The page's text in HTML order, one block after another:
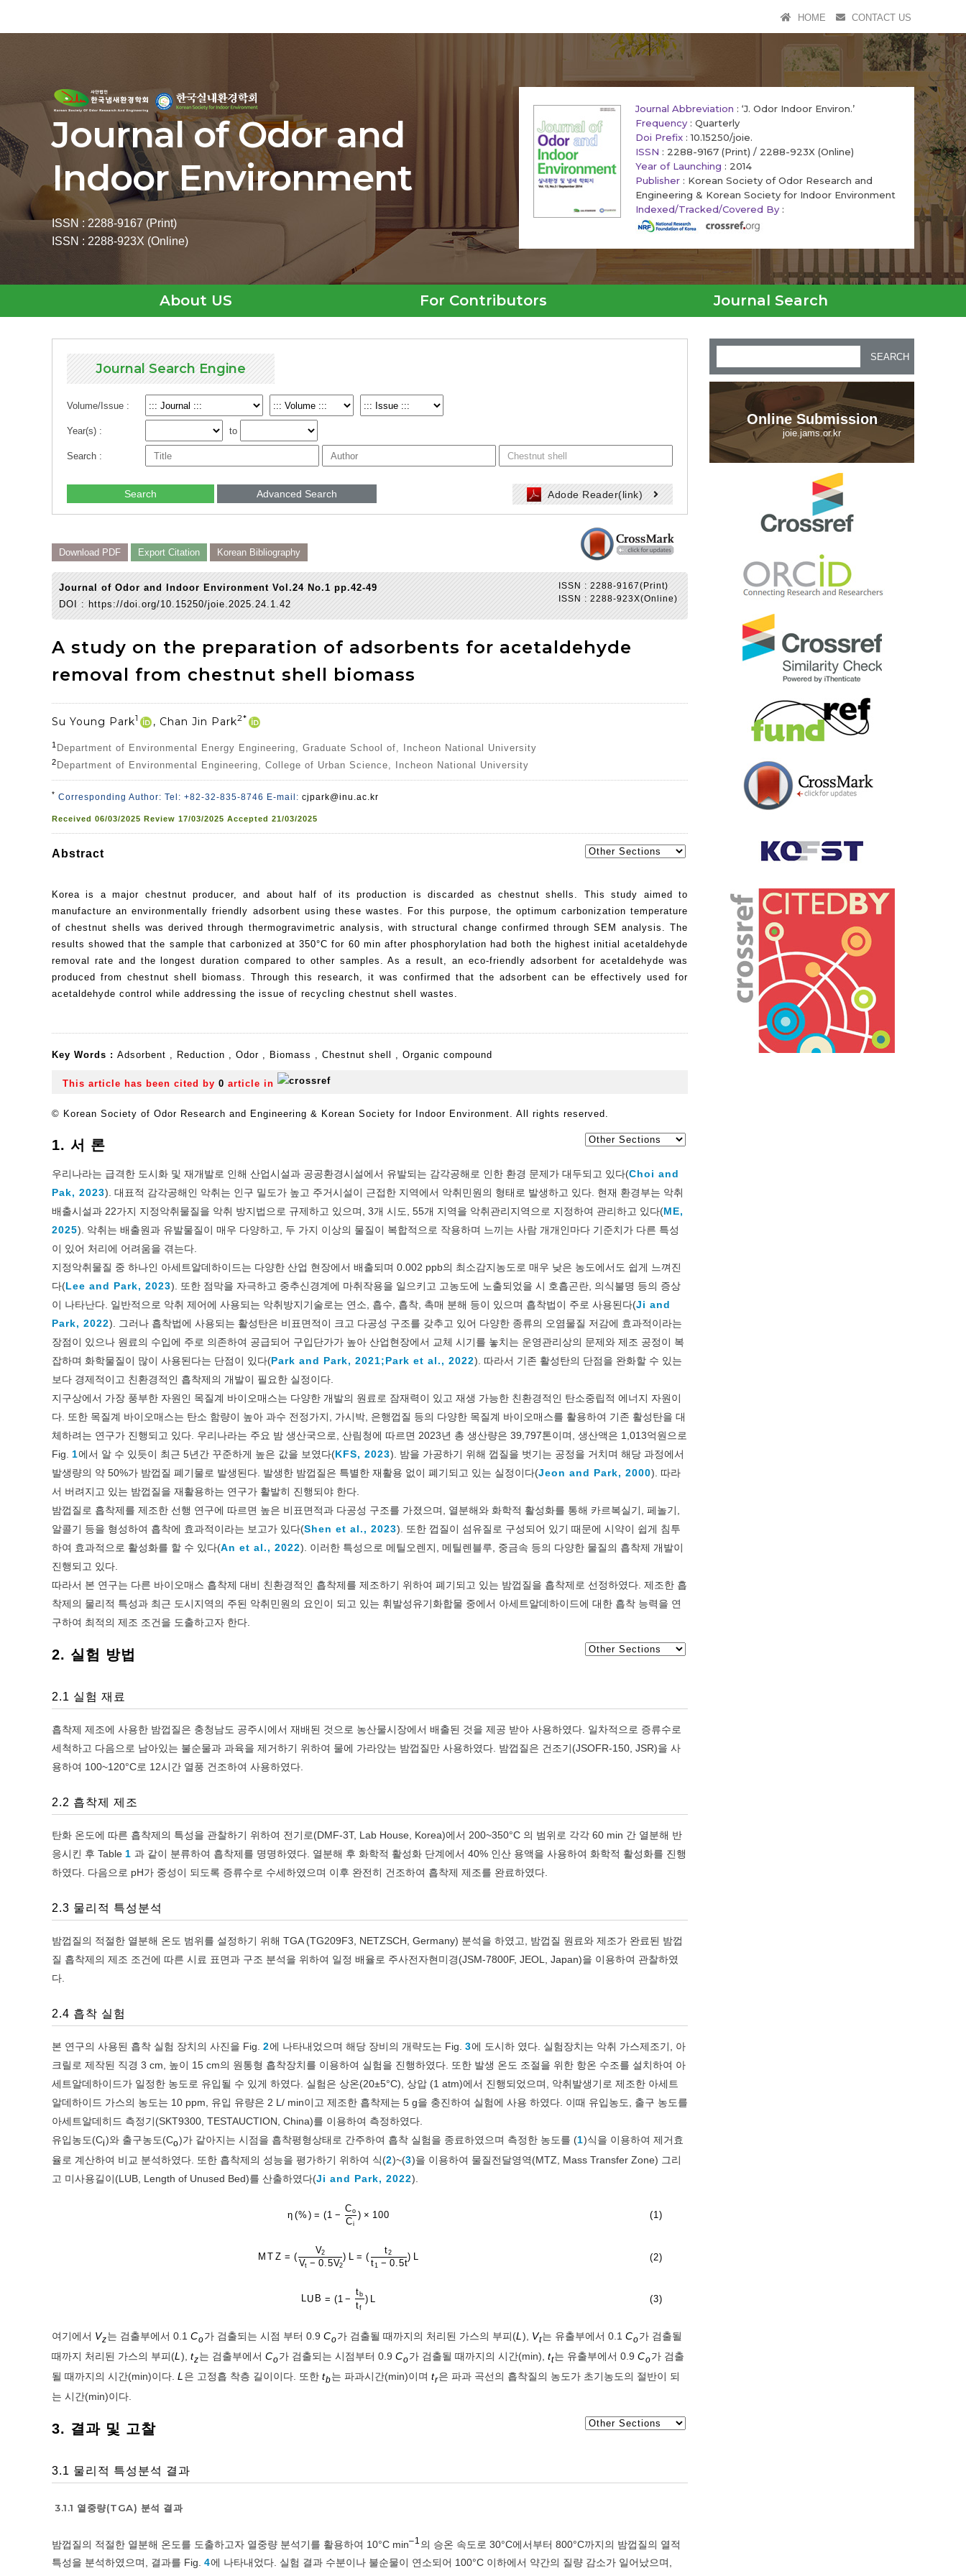
HOME CONTACT US
Journal of Odor and
Indoor Environment
ISSN : 2288-9167 (Print)
ISSN : 2288-923X (Online)
Journal Abbreviation : ‘J. Odor Indoor Environ.’
Frequency : Quarterly
Doi Prefix : 10.15250/joie.
ISSN : 2288-9167 (Print) / 2288-923X (Online)
Year of Launching : 2014
Publisher : Korean Society of Odor Research and
Engineering & Korean Society for Indoor Environment
Indexed/Tracked/Covered By :
About US For Contributors Journal Search
Journal Search Engine
Volume/Issue :
Year(s) : to
Search :
Search Advanced Search Adode Reader(link)
Download PDF Export Citation Korean Bibliography
ISSN : 2288-9167(Print)
ISSN : 2288-923X(Online)
Journal of Odor and Indoor Environment Vol.24 No.1 pp.42-49
DOI : https://doi.org/10.15250/joie.2025.24.1.42
A study on the preparation of adsorbents for acetaldehyde
removal from chestnut shell biomass
Su Young Park1 , Chan Jin Park2*
1 Department of Environmental Energy Engineering, Graduate School of, Incheon National University
2 Department of Environmental Engineering, College of Urban Science, Incheon National University
* Corresponding Author: Tel: +82-32-835-8746 E-mail: cjpark@inu.ac.kr
Received 06/03/2025 Review 17/03/2025 Accepted 21/03/2025
Abstract
Korea is a major chestnut producer, and about half of its production is discarded as chestnut shells. This study aimed to
manufacture an environmentally friendly adsorbent using these wastes. For this purpose, the optimum carbonization temperature
of chestnut shells was derived through thermogravimetric analysis, with structural change confirmed through SEM analysis. The
results showed that the sample that carbonized at 350°C for 60 min after phosphorylation had both the highest initial acetaldehyde
removal rate and the longest duration compared to other samples. As a result, an eco-friendly adsorbent for acetaldehyde was
produced from chestnut shell biomass. Through this research, it was confirmed that the adsorbent can be effectively used for
acetaldehyde control while addressing the issue of recycling chestnut shell wastes.
Key Words : Adsorbent , Reduction , Odor , Biomass , Chestnut shell , Organic compound
This article has been cited by 0 article in
© Korean Society of Odor Research and Engineering & Korean Society for Indoor Environment. All rights reserved.
1. 서 론
우리나라는 급격한 도시화 및 재개발로 인해 산업시설과 공공환경시설에서 유발되는 감각공해로 인한 환경 문제가 대두되고 있다(Choi and
Pak, 2023). 대표적 감각공해인 악취는 인구 밀도가 높고 주거시설이 근접한 지역에서 악취민원의 형태로 발생하고 있다. 현재 환경부는 악취
배출시설과 22가지 지정악취물질을 악취 방지법으로 규제하고 있으며, 3개 시도, 55개 지역을 악취관리지역으로 지정하여 관리하고 있다(ME,
2025). 악취는 배출원과 유발물질이 매우 다양하고, 두 가지 이상의 물질이 복합적으로 작용하며 느끼는 사람 개개인마다 기준치가 다른 특성
이 있어 처리에 어려움을 겪는다.
지정악취물질 중 하나인 아세트알데하이드는 다양한 산업 현장에서 배출되며 0.002 ppb의 최소감지농도로 매우 낮은 농도에서도 쉽게 느껴진
다(Lee and Park, 2023). 또한 점막을 자극하고 중추신경계에 마취작용을 일으키고 고농도에 노출되었을 시 호흡곤란, 의식불명 등의 증상
이 나타난다. 일반적으로 악취 제어에 사용되는 악취방지기술로는 연소, 흡수, 흡착, 촉매 분해 등이 있으며 흡착법이 주로 사용된다(Ji and
Park, 2022). 그러나 흡착법에 사용되는 활성탄은 비표면적이 크고 다공성 구조를 갖추고 있어 다양한 종류의 오염물질 저감에 효과적이라는
장점이 있으나 원료의 수입에 주로 의존하여 공급되어 구입단가가 높아 산업현장에서 교체 시기를 놓치는 운영관리상의 문제와 제조 공정이 복
잡하며 화학물질이 많이 사용된다는 단점이 있다(Park and Park, 2021;Park et al., 2022). 따라서 기존 활성탄의 단점을 완화할 수 있는
보다 경제적이고 친환경적인 흡착제의 개발이 필요한 실정이다.
지구상에서 가장 풍부한 자원인 목질계 바이오매스는 다양한 개발의 원료로 잠재력이 있고 재생 가능한 친환경적인 탄소중립적 에너지 자원이
다. 또한 목질계 바이오매스는 탄소 함량이 높아 과수 전정가지, 가시박, 은행껍질 등의 다양한 목질계 바이오매스를 활용하여 기존 활성탄을 대
체하려는 연구가 진행되고 있다. 우리나라는 주요 밤 생산국으로, 산림청에 따르면 2023년 총 생산량은 39,797톤이며, 생산액은 1,013억원으로
Fig. 1에서 알 수 있듯이 최근 5년간 꾸준하게 높은 값을 보였다(KFS, 2023). 밤을 가공하기 위해 껍질을 벗기는 공정을 거치며 해당 과정에서
발생량의 약 50%가 밤껍질 폐기물로 발생된다. 발생한 밤껍질은 특별한 재활용 없이 폐기되고 있는 실정이다(Jeon and Park, 2000). 따라
서 버려지고 있는 밤껍질을 재활용하는 연구가 활발히 진행되야 한다.
밤껍질로 흡착제를 제조한 선행 연구에 따르면 높은 비표면적과 다공성 구조를 가졌으며, 열분해와 화학적 활성화를 통해 카르복실기, 페놀기,
알콜기 등을 형성하여 흡착에 효과적이라는 보고가 있다(Shen et al., 2023). 또한 껍질이 섬유질로 구성되어 있기 때문에 시약이 쉽게 침투
하여 효과적으로 활성화를 할 수 있다(An et al., 2022). 이러한 특성으로 메틸오렌지, 메틸렌블루, 중금속 등의 다양한 물질의 흡착제 개발이
진행되고 있다.
따라서 본 연구는 다른 바이오매스 흡착제 대비 친환경적인 흡착제를 제조하기 위하여 폐기되고 있는 밤껍질을 흡착제로 선정하였다. 제조한 흡
착제의 물리적 특성과 최근 도시지역의 주된 악취민원의 요인이 되고 있는 휘발성유기화합물 중에서 아세트알데하이드에 대한 흡착 능력을 연
구하여 최적의 제조 조건을 도출하고자 한다.
2. 실험 방법
2.1 실험 재료
흡착제 제조에 사용한 밤껍질은 충청남도 공주시에서 재배된 것으로 농산물시장에서 배출된 것을 제공 받아 사용하였다. 일차적으로 증류수로
세척하고 다음으로 남아있는 불순물과 과육을 제거하기 위하여 물에 가라앉는 밤껍질만 사용하였다. 밤껍질은 건조기(JSOFR-150, JSR)을 사
용하여 100~120°C로 12시간 열풍 건조하여 사용하였다.
2.2 흡착제 제조
탄화 온도에 따른 흡착제의 특성을 관찰하기 위하여 전기로(DMF-3T, Lab House, Korea)에서 200~350°C 의 범위로 각각 60 min 간 열분해 반
응시킨 후 Table 1 과 같이 분류하여 흡착제를 명명하였다. 열분해 후 화학적 활성화 단계에서 40% 인산 용액을 사용하여 화학적 활성화를 진행
하였다. 다음으로 pH가 중성이 되도록 증류수로 수세하였으며 이후 완전히 건조하여 흡착제 제조를 완료하였다.
2.3 물리적 특성분석
밤껍질의 적절한 열분해 온도 범위를 설정하기 위해 TGA (TG209F3, NETZSCH, Germany) 분석을 하였고, 밤껍질 원료와 제조가 완료된 밤껍
질 흡착제의 제조 조건에 따른 시료 표면과 구조 분석을 위하여 일정 배율로 주사전자현미경(JSM-7800F, JEOL, Japan)을 이용하여 관찰하였
다.
2.4 흡착 실험
본 연구의 사용된 흡착 실험 장치의 사진을 Fig. 2에 나타내었으며 해당 장비의 개략도는 Fig. 3에 도시하 였다. 실험장치는 악취 가스제조기, 아
크릴로 제작된 직경 3 cm, 높이 15 cm의 원통형 흡착장치를 이용하여 실험을 진행하였다. 또한 발생 온도 조절을 위한 항온 수조를 설치하여 아
세트알데하이드가 일정한 농도로 유입될 수 있게 하였다. 실험은 상온(20±5°C), 상압 (1 atm)에서 진행되었으며, 악취발생기로 제조한 아세트
알데하이드 가스의 농도는 10 ppm, 유입 유량은 2 L/ min이고 제조한 흡착제는 5 g을 충진하여 실험에 사용 하였다. 이때 유입농도, 출구 농도를
아세트알데히드 측정기(SKT9300, TESTAUCTION, China)를 이용하여 측정하였다.
유입농도(Ci)와 출구농도(Co)가 같아지는 시점을 흡착평형상태로 간주하여 흡착 실험을 종료하였으며 측정한 농도를 (1)식을 이용하여 제거효
율로 계산하여 비교 분석하였다. 또한 흡착제의 성능을 평가하기 위하여 식(2)~(3)을 이용하여 물질전달영역(MTZ, Mass Transfer Zone) 그리
고 미사용길이(LUB, Length of Unused Bed)를 산출하였다(Ji and Park, 2022).
η (% ) = (1 −
Co
Ci
) × 100 (1)
M T Z = (
V2
Vt − 0.5V2
) L = (
t2
t1 − 0.5t
) L (2)
LU B = (1 −
tb
tf
) L (3)
여기에서 Vz는 검출부에서 0.1 Co가 검출되는 시점 부터 0.9 Co가 검출될 때까지의 처리된 가스의 부피(L), Vt는 유출부에서 0.1 Co가 검출될
때까지 처리된 가스의 부피(L), tz는 검출부에서 Co가 검출되는 시점부터 0.9 Co가 검출될 때까지의 시간(min), tt는 유출부에서 0.9 Co가 검출
될 때까지의 시간(min)이다. L 은 고정흡 착층 길이이다. 또한 tb는 파과시간(min)이며 tr은 파과 곡선의 흡착질의 농도가 초기농도의 절반이 되
는 시간(min)이다.
3. 결과 및 고찰
3.1 물리적 특성분석 결과
3.1.1 열중량(TGA) 분석 결과
밤껍질의 적절한 열분해 온도를 도출하고자 열중량 분석기를 활용하여 10°C min–1 의 승온 속도로 30°C에서부터 800°C까지의 밤껍질의 열적
특성을 분석하였으며, 결과를 Fig. 4에 나타내었다. 실험 결과 수분이나 불순물이 연소되어 100°C 이하에서 약간의 질량 감소가 일어났으며,
SEARCH
Online Submission
joie.jams.or.kr